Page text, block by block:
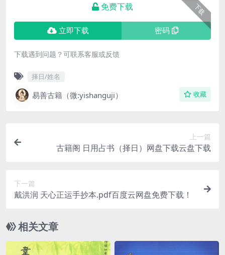
下载
免费下载
立即下载 密码
下载遇到问题？可联系客服或反馈
择日/姓名
易善古籍（微:yishanguji） 收藏
上一篇
古籍阁 日用占书（择日）网盘下载云盘下载
下一篇
戴洪润 天心正运手抄本.pdf百度云网盘免费下载！
相关文章